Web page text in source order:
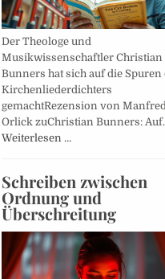
Der Theologe und
Musikwissenschaftler Christian
Bunners hat sich auf die Spuren
Kirchenliederdichters
gemachtRezension von
Orlick zuChristian Bunners:
Weiterlesen …
Schreiben zwischen
Ordnung und
Überschreitung